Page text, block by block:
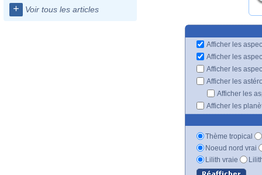
+ Voir tous les articles
Afficher les
Afficher les
Afficher les
Afficher les
Afficher les
Afficher les
Thème tropical
Noeud nord vrai
Lilith vraie